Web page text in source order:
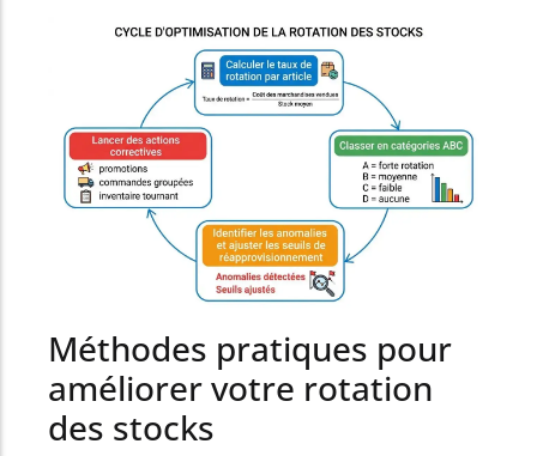
Méthodes pratiques pour
améliorer votre rotation
des stocks